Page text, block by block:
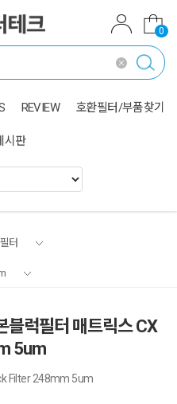
0
REVIEW 호환필터/부품찾기
시판
터
럭필터 매트릭스 CX
5um
Filter 248mm 5um